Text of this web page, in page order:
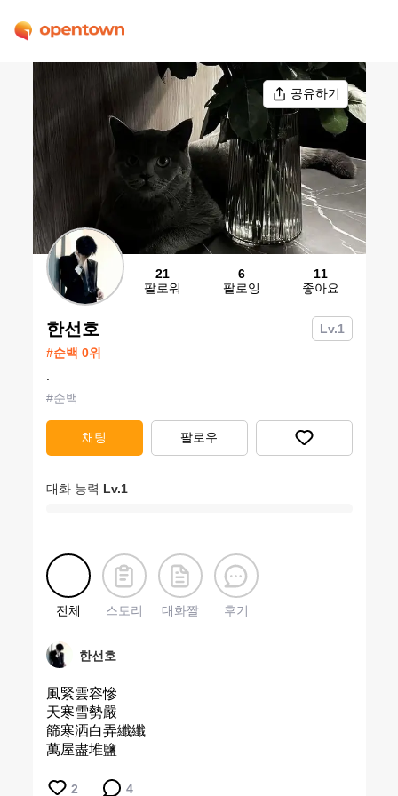
공유하기
21
팔로워
6
팔로잉
11
좋아요
한선호 Lv.1
#순백 0위
#순백
채팅 팔로우
대화 능력 Lv.1
전체 스토리 대화짤 후기
한선호
風緊雲容慘
天寒雪勢嚴
篩寒洒白弄纖纖
萬屋盡堆鹽
2 4